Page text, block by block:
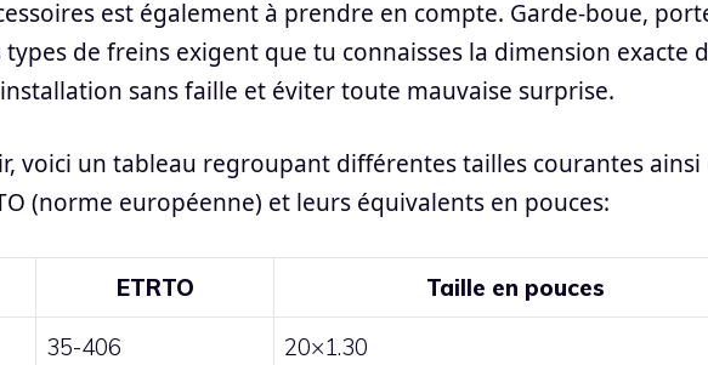
est également à prendre en compte. Garde-boue,
de freins exigent que tu connaisses la dimension exacte
sans faille et éviter toute mauvaise surprise.
voici un tableau regroupant différentes tailles courantes ainsi
(norme européenne) et leurs équivalents en pouces:
ETRTO Taille en pouces
35-406 20×1.30